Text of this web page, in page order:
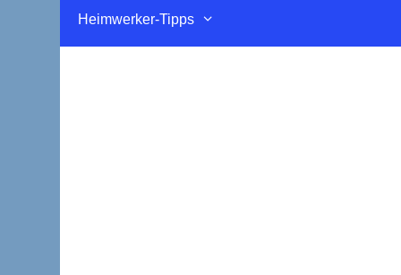
Heimwerker-Tipps